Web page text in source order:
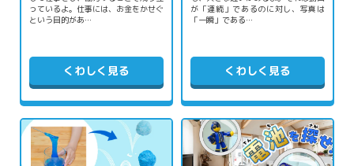
っているよ。仕事には、お金をかせぐ
という目的があ…
くわしく見る
が「連続」であるのに対し、写真は
「一瞬」である…
くわしく見る